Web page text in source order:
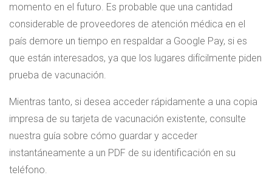
momento en el futuro. Es probable que una cantidad
considerable de proveedores de atención médica en el
país demore un tiempo en respaldar a Google Pay, si es
que están interesados, ya que los lugares difícilmente piden
prueba de vacunación.
Mientras tanto, si desea acceder rápidamente a una copia
impresa de su tarjeta de vacunación existente, consulte
nuestra guía sobre cómo guardar y acceder
instantáneamente a un PDF de su identificación en su
teléfono.